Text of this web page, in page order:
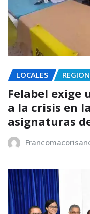
LOCALES
Felabel exige
a la crisis en
asignaturas